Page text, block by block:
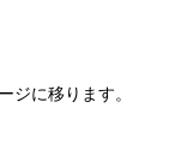
に移ります。